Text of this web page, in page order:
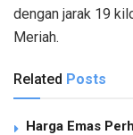
dengan jarak 19
Meriah.
Related Posts
Harga Emas